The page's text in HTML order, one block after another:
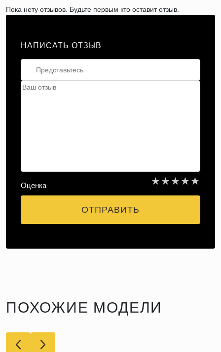
Пока нету отзывов. Будьте первым кто оставит отзыв.
НАПИСАТЬ ОТЗЫВ
Оценка ★
★
★
★
★
ОТПРАВИТЬ
ПОХОЖИЕ МОДЕЛИ